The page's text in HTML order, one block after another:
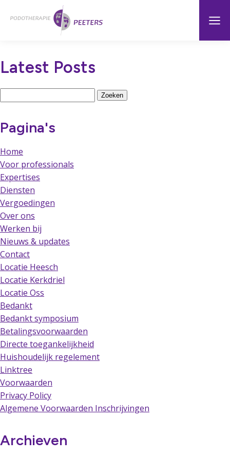
hoofdinhoud
Latest Posts
Pagina's
Home
Voor professionals
Expertises
Diensten
Vergoedingen
Over ons
Werken bij
Nieuws & updates
Contact
Locatie Heesch
Locatie Kerkdriel
Locatie Oss
Bedankt
Bedankt symposium
Betalingsvoorwaarden
Directe toegankelijkheid
Huishoudelijk regelement
Linktree
Voorwaarden
Privacy Policy
Algemene Voorwaarden Inschrijvingen
Archieven